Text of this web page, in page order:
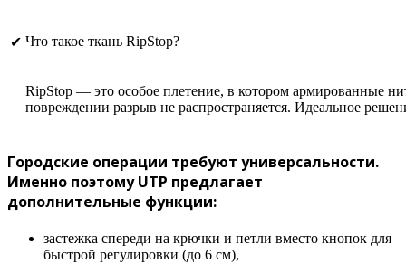
✔ Что такое ткань RipStop?
RipStop — это особое плетение, в котором армированные
повреждении разрыв не распространяется. Идеальное
Городские операции требуют универсальности.
Именно поэтому UTP предлагает
дополнительные функции:
застежка спереди на крючки и петли вместо кнопок для
быстрой регулировки (до 6 см),